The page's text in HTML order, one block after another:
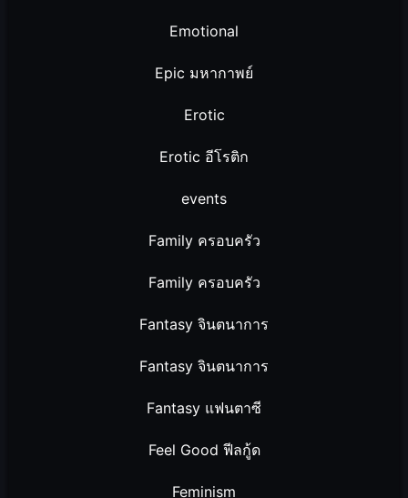
Emotional
Epic มหากาพย์
Erotic
Erotic อีโรติก
events
Family ครอบครัว
Family ครอบครัว
Fantasy จินตนาการ
Fantasy จินตนาการ
Fantasy แฟนตาซี
Feel Good ฟีลกู้ด
Feminism